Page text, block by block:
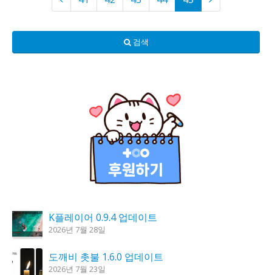
검색
K플레이어 0.9.4 업데이트
2026년 7월 28일
도깨비 촛불 1.6.0 업데이트
2026년 7월 23일